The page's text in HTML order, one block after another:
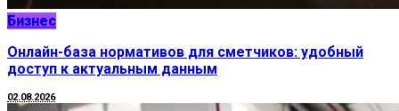
Бизнес
Онлайн-база нормативов для сметчиков: удобный
доступ к актуальным данным
02.08.2026